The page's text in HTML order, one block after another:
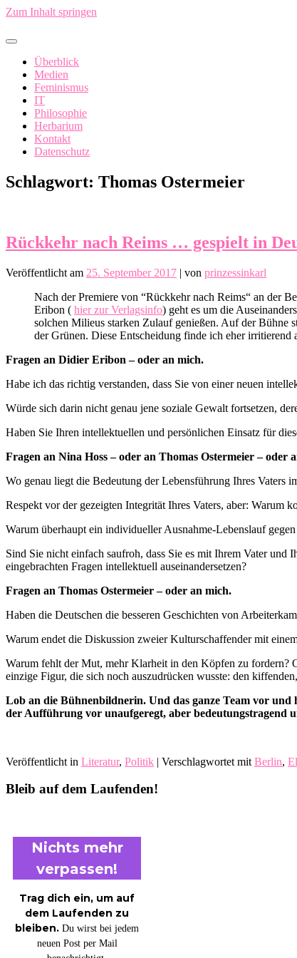
Zum Inhalt springen
Überblick
Medien
Feminismus
IT
Philosophie
Herbarium
Kontakt
Datenschutz
Schlagwort: Thomas Ostermeier
Rückkehr nach Reims … gespielt in
Veröffentlicht am 25. September 2017 | von prinzessinkarl
Nach der Premiere von “Rückkehr nach Reims“ an der
Eribon ( hier zur Verlagsinfo) geht es um die
solchen Milieus starken Zulauf genießen. Auf der Bühne
der Grünen. Diese Entscheidung finde ich eher irritierend
Fragen an Didier Eribon – oder an mich.
Habe ich das richtig verstanden, dass Sie von einer neuen
Würde sich darin nicht genau jene soziale Gewalt fortsetzen,
Haben Sie Ihren intellektuellen und persönlichen Einsatz für
Fragen an Nina Hoss – oder an Thomas Ostermeier – oder
Wo genau liegt die Bedeutung der Lebensführung Ihres Vaters
Respekt vor der gezeigten Integrität Ihres Vaters, aber: Warum
Warum überhaupt ein individueller Ausnahme-Lebenslauf
Sind Sie nicht einfach saufroh, dass Sie es mit Ihrem Vater
eingebrachten Fragen intellektuell auseinandersetzen?
Fragen an Thomas Ostermeier – oder an mich.
Haben die Deutschen die besseren Geschichten von
Warum endet die Diskussion zweier Kulturschaffender mit
Warum fehlt der Mut, mehr Klarheit in den Köpfen zu fordern?
einzige Figur, die sich noch auszudrücken wusste: den
Lob an die Bühnenbildnerin. Und das ganze Team vor
der Aufführung vor unaufgeregt, aber bedeutungstragend
Veröffentlicht in Literatur, Politik | Verschlagwortet mit Berlin,
Bleib auf dem Laufenden!
Nichts mehr
verpassen!
Trag dich ein, um auf
dem Laufenden zu
bleiben. Du wirst bei jedem
neuen Post per Mail